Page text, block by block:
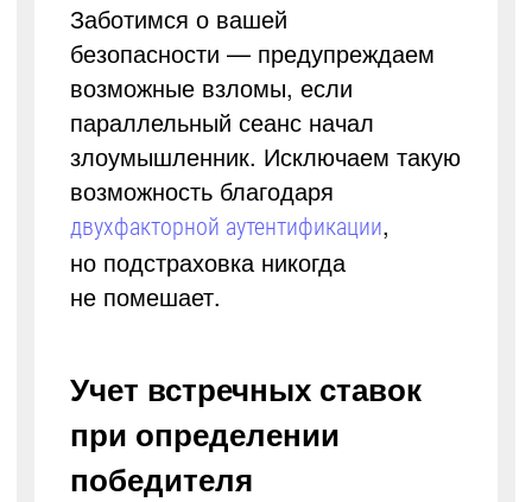
Заботимся о вашей
безопасности — предупреждаем
возможные взломы, если
параллельный сеанс начал
злоумышленник. Исключаем такую
возможность благодаря
двухфакторной аутентификации,
но подстраховка никогда
не помешает.
Учет встречных ставок
при определении
победителя